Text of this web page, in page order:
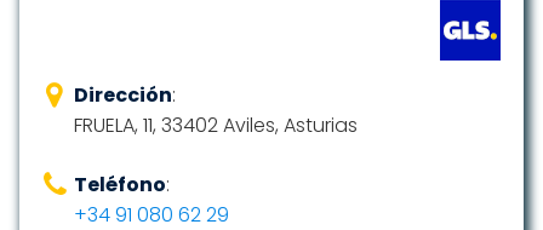
Dirección:
FRUELA, 11, 33402 Aviles, Asturias
Teléfono:
+34 91 080 62 29